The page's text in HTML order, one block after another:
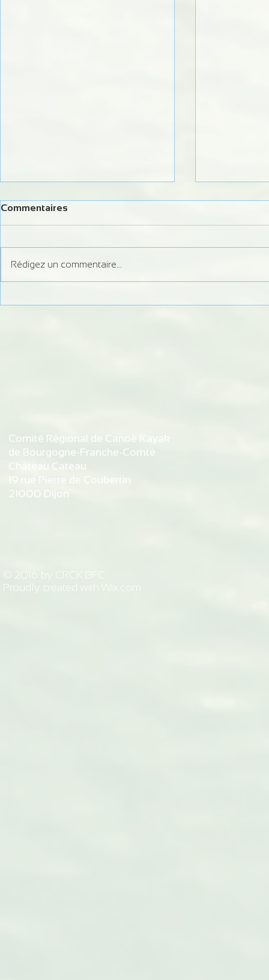
Commentaires
Rédigez un commentaire...
© 2016 by CRCK BFC.
Proudly created with Wix.com
Comité Régional de Canoë Kayak
de Bourgogne-Franche-Comté
Château Cateau
19 rue Pierre de Coubertin
21000 Dijon